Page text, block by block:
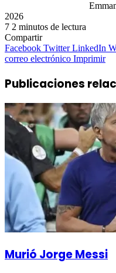
2026
7 2 minutos de lectura
Compartir
Facebook Twitter LinkedIn
correo electrónico Imprimir
Publicaciones
Murió Jorge Messi